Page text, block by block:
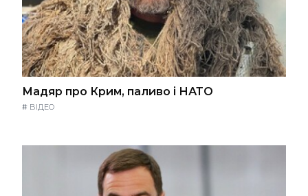
Мадяр про Крим, паливо і НАТО
# ВІДЕО